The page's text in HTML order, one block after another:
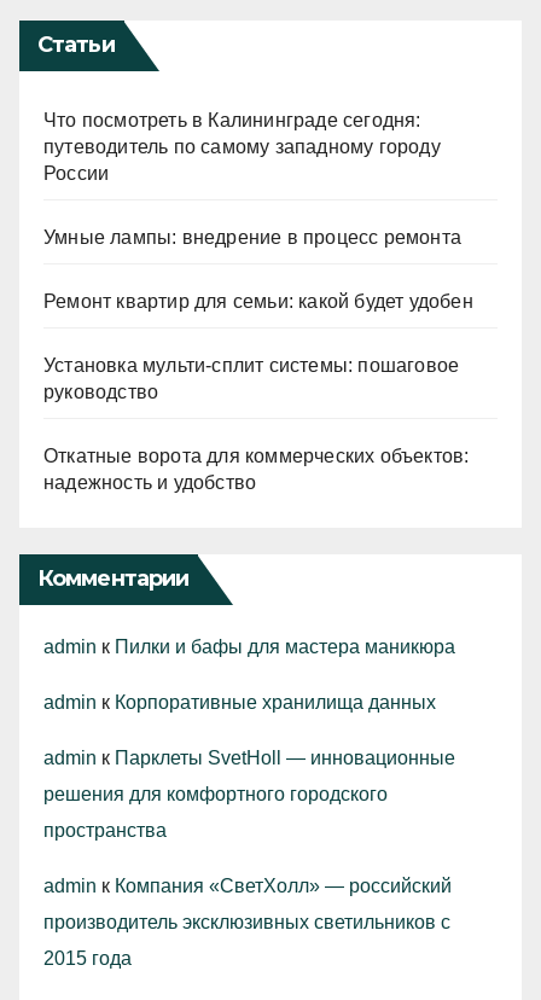
Статьи
Что посмотреть в Калининграде сегодня:
путеводитель по самому западному городу
России
Умные лампы: внедрение в процесс ремонта
Ремонт квартир для семьи: какой будет удобен
Установка мульти-сплит системы: пошаговое
руководство
Откатные ворота для коммерческих объектов:
надежность и удобство
Комментарии
admin к Пилки и бафы для мастера маникюра
admin к Корпоративные хранилища данных
admin к Парклеты SvetHoll — инновационные
решения для комфортного городского
пространства
admin к Компания «СветХолл» — российский
производитель эксклюзивных светильников с
2015 года